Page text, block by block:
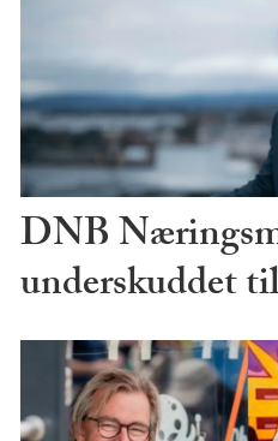
DNB
underskuddet